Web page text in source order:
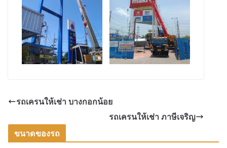
รถเครนให้เช่า บางกอกน้อย
รถเครนให้เช่า ภาษีเจริญ
ขนาดของรถ